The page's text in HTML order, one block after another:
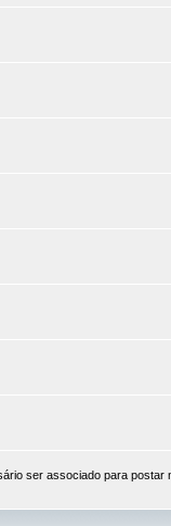
ser associado para